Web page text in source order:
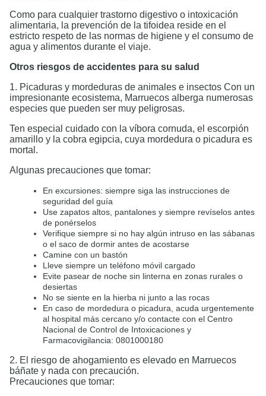
Como para cualquier trastorno digestivo o intoxicación
alimentaria, la prevención de la tifoidea reside en el
estricto respeto de las normas de higiene y el consumo de
agua y alimentos durante el viaje.
Otros riesgos de accidentes para su salud
1. Picaduras y mordeduras de animales e insectos Con un
impresionante ecosistema, Marruecos alberga numerosas
especies que pueden ser muy peligrosas.
Ten especial cuidado con la víbora cornuda, el escorpión
amarillo y la cobra egipcia, cuya mordedura o picadura es
mortal.
Algunas precauciones que tomar:
En excursiones: siempre siga las instrucciones de
seguridad del guía
Use zapatos altos, pantalones y siempre revíselos antes
de ponérselos
Verifique siempre si no hay algún intruso en las sábanas
o el saco de dormir antes de acostarse
Camine con un bastón
Lleve siempre un teléfono móvil cargado
Evite pasear de noche sin linterna en zonas rurales o
desiertas
No se siente en la hierba ni junto a las rocas
En caso de mordedura o picadura, acuda urgentemente
al hospital más cercano y/o contacte con el Centro
Nacional de Control de Intoxicaciones y
Farmacovigilancia: 0801000180
2. El riesgo de ahogamiento es elevado en Marruecos
báñate y nada con precaución.
Precauciones que tomar: